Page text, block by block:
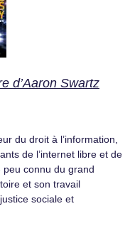
d’Aaron Swartz
du droit à l’information,
de l’internet libre et de
peu connu du grand
et son travail
sociale et